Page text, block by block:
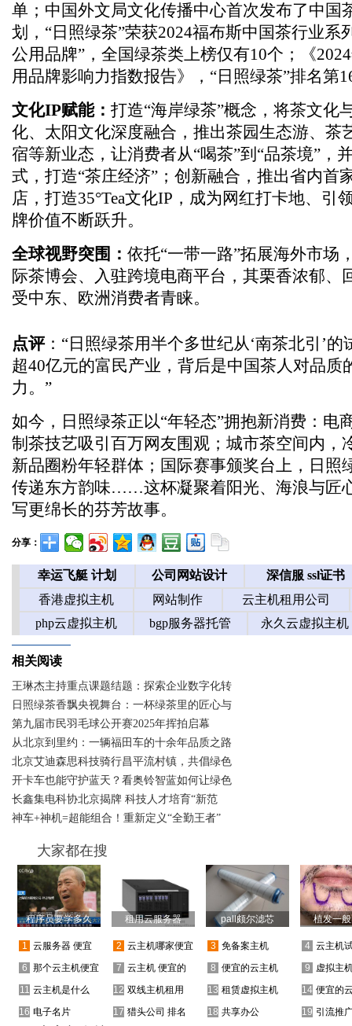
单；中国外文局文化传播中心首次发布了中国
划，“日照绿茶”荣获2024福布斯中国茶行业系
公用品牌”，全国绿茶类上榜仅有10个；《
用品牌影响力指数报告》，“日照绿茶”排名第
文化IP赋能： 打造“海岸绿茶”概念，将茶文化
化、太阳文化深度融合，推出茶园生态游、茶
宿等新业态，让消费者从“喝茶”到“品茶境”，
式，打造“茶庄经济”；创新融合，推出省内首
店，打造35°Tea文化IP，成为网红打卡地、引
牌价值不断跃升。
全球视野突围： 依托“一带一路”拓展海外市场
际茶博会、入驻跨境电商平台，其栗香浓郁、
受中东、欧洲消费者青睐。
点评：“日照绿茶用半个多世纪从‘南茶北引’
超40亿元的富民产业，背后是中国茶人对品质
力。”
如今，日照绿茶正以“年轻态”拥抱新消费：电
制茶技艺吸引百万网友围观；城市茶空间内，
新品圈粉年轻群体；国际赛事颁奖台上，日照
传递东方韵味……这杯凝聚着阳光、海浪与匠
写更绵长的芬芳故事。
分享：
相关阅读
王琳杰主持重点课题结题：探索企业数字化转
日照绿茶香飘央视舞台：一杯绿茶里的匠心与
第九届市民羽毛球公开赛2025年挥拍启幕
从北京到里约：一辆福田车的十余年品质之路
北京艾迪森思科技骑行昌平流村镇，共倡绿色
开卡车也能守护蓝天？看奥铃智蓝如何让绿色
长鑫集电科协北京揭牌 科技人才培育“新范
神车+神机=超能组合！重新定义“全勤王者”